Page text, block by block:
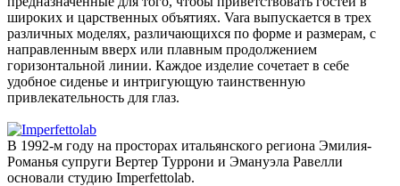
широких и царственных объятиях. Vara выпускается в трех
различных моделях, различающихся по форме и размерам, с
направленным вверх или плавным продолжением
горизонтальной линии. Каждое изделие сочетает в себе
удобное сиденье и интригующую таинственную
привлекательность для глаз.
В 1992-м году на просторах итальянского региона Эмилия-
Романья супруги Вертер Туррони и Эмануэла Равелли
основали студию Imperfettolab.